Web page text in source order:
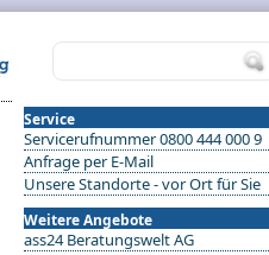
Service
Servicerufnummer 0800 444 000 9
Anfrage per E-Mail
Unsere Standorte - vor Ort für Sie
Weitere Angebote
ass24 Beratungswelt AG